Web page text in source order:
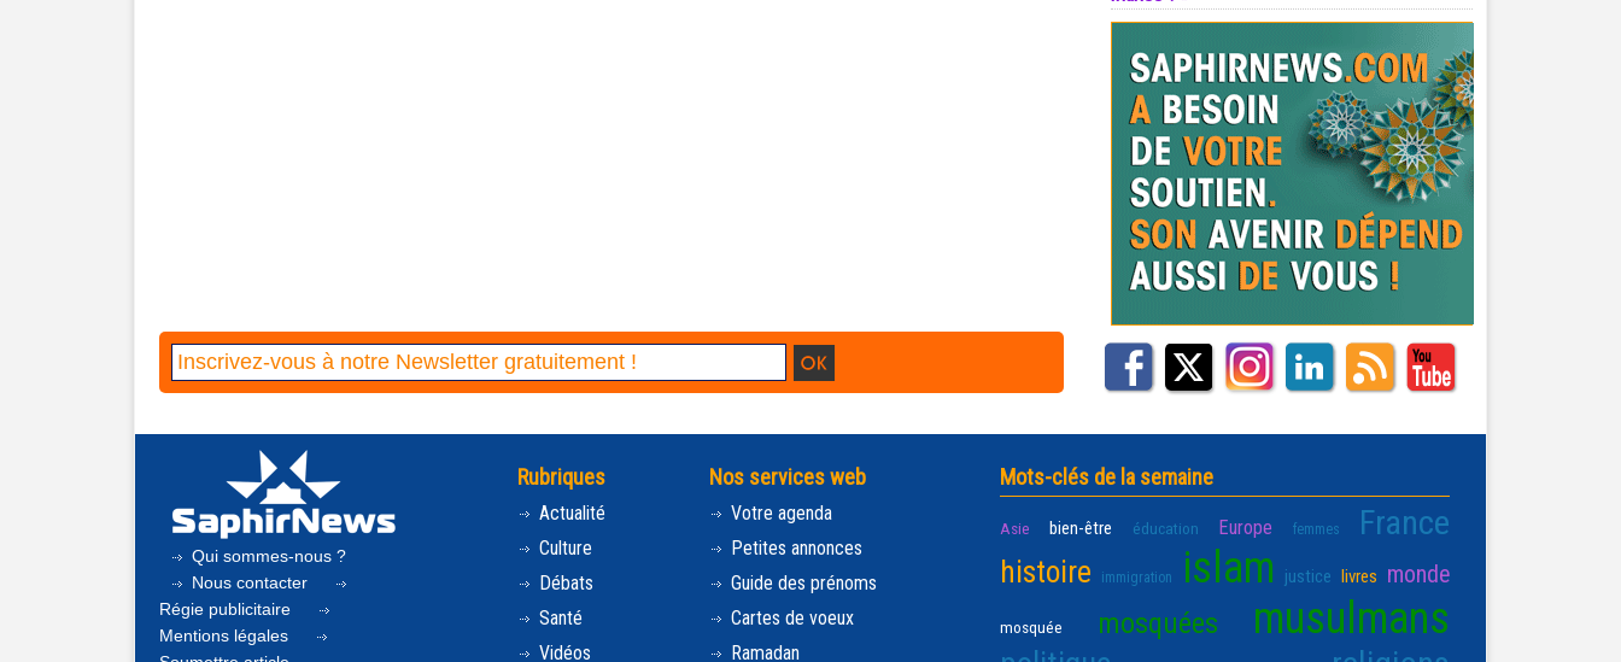
Qui sommes-nous ?
Nous contacter
Régie publicitaire
Mentions légales
Rubriques
Actualité
Culture
Débats
Santé
Vidéos
Nos services web
Votre agenda
Petites annonces
Guide des prénoms
Cartes de voeux
Ramadan
Mots-clés de la semaine
Asie bien-être éducation Europe femmes France
histoire immigration islam justice livres monde
mosquée mosquées musulmans